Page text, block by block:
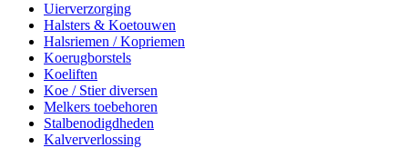
Uierverzorging
Halsters & Koetouwen
Halsriemen / Kopriemen
Koerugborstels
Koeliften
Koe / Stier diversen
Melkers toebehoren
Stalbenodigdheden
Kalververlossing